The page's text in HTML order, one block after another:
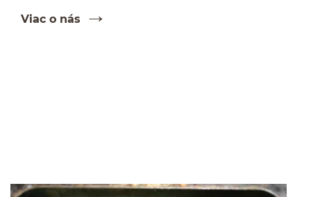
Viac o nás
Aktuality(zajawki